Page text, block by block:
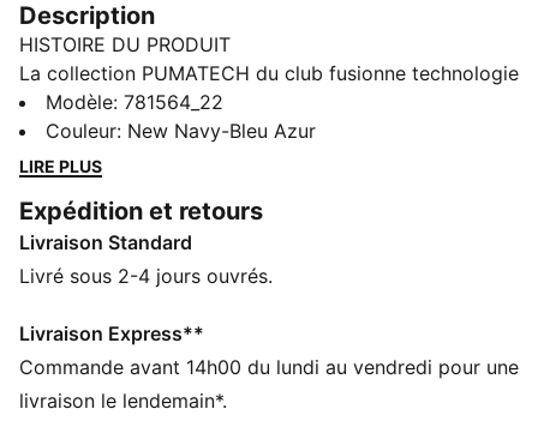
Description
HISTOIRE DU PRODUIT
La collection PUMATECH du club fusionne technologie
de pointe et histoire du club. Conçue pour les fans
authentique, elle mise sur des matières innovantes et
des conceptions ingénieuses pour offrir des
style assurés. Pour t’entraîner ou pour soutenir ton
équipe, cette ligne tire parti des meilleures innovations
de PUMA. Laisse-toi porter par la soif de victoire du
CARACTÉRISTIQUES + AVANTAGES
warmCELL : technologie respirante conçue pour
piéger la chaleur à proximité de ton corps et te garder
Modèle: 781564_22
Couleur: New Navy-Bleu Azur
LIRE PLUS
Expédition et retours
Livraison Standard
Livré sous 2-4 jours ouvrés.
Livraison Express**
Commande avant 14h00 du lundi au vendredi pour une
livraison le lendemain*.